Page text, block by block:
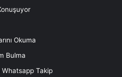
Okuma
Bulma
Whatsapp Takip